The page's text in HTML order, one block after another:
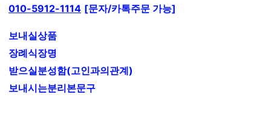
010-5912-1114 [문자/카톡주문 가능]
보내실상품
장례식장명
받으실분성함(고인과의관계)
보내시는분리본문구